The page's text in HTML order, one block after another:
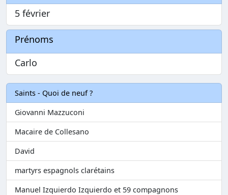
5 février
Prénoms
Carlo
Saints - Quoi de neuf ?
Giovanni Mazzuconi
Macaire de Collesano
David
martyrs espagnols clarétains
Manuel Izquierdo Izquierdo et 59 compagnons